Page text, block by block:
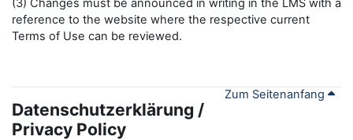
(3) Changes must be announced in writing in the LMS with a
reference to the website where the respective current
Terms of Use can be reviewed.
Zum Seitenanfang
Datenschutzerklärung /
Privacy Policy